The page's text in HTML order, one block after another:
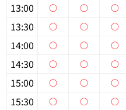
13:00
13:30
14:00
14:30
15:00
15:30
○
○
○
○
○
○
○
○
○
○
○
○
○
○
○
○
○
○